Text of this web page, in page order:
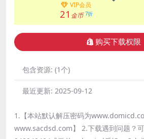
VIP会员
21 金币 7折
购买下载权限
包含资源: (1个)
最近更新: 2025-09-12
1.【本站默认解压密码为
www.sacdsd.com】 2.下载遇到问题？